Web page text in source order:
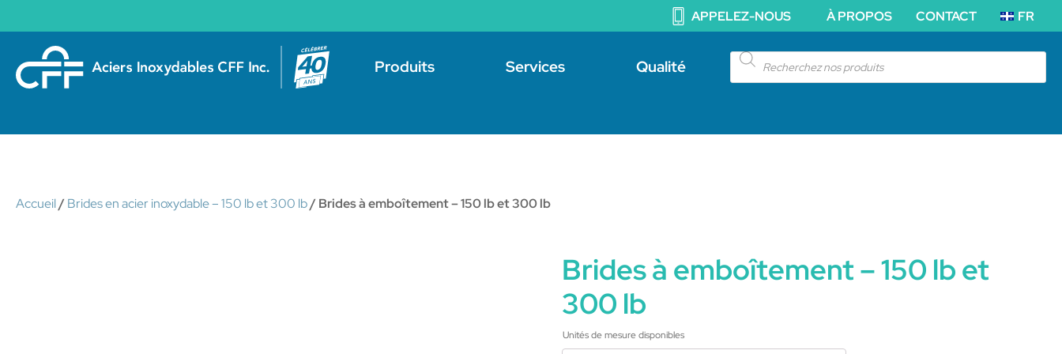
APPELEZ-NOUS À PROPOS CONTACT FR
Produits Services Qualité
Products
Accueil/ Brides en acier inoxydable – 150 lb et 300 lb/ Brides à emboîtement – 150 lb et 300 lb
Brides à emboîtement – 150 lb et
300 lb
Unités de mesure disponibles